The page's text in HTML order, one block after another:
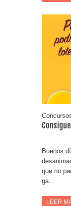
Buenos
que no
ga...
LEER